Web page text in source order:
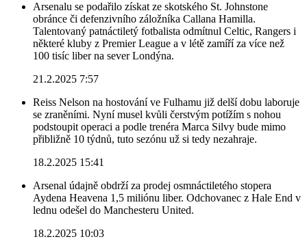
Arsenalu se podařilo získat ze skotského St. Johnstone
obránce či defenzivního záložníka Callana Hamilla.
Talentovaný patnáctiletý fotbalista odmítnul Celtic, Rangers i
některé kluby z Premier League a v létě zamíří za více než
100 tisíc liber na sever Londýna.
21.2.2025 7:57
Reiss Nelson na hostování ve Fulhamu již delší dobu laboruje
se zraněními. Nyní musel kvůli čerstvým potížím s nohou
podstoupit operaci a podle trenéra Marca Silvy bude mimo
přibližně 10 týdnů, tuto sezónu už si tedy nezahraje.
18.2.2025 15:41
Arsenal údajně obdrží za prodej osmnáctiletého stopera
Aydena Heavena 1,5 miliónu liber. Odchovanec z Hale End v
lednu odešel do Manchesteru United.
18.2.2025 10:03